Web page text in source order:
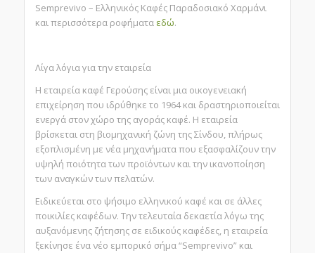
Semprevivo – Ελληνικός Καφές Παραδοσιακό Χαρμάνι
και περισσότερα ροφήματα εδώ.
Λίγα λόγια για την εταιρεία
Η εταιρεία καφέ Γερούσης είναι μια οικογενειακή
επιχείρηση που ιδρύθηκε το 1964 και δραστηριοποιείται
ενεργά στον χώρο της αγοράς καφέ. Η εταιρεία
βρίσκεται στη βιομηχανική ζώνη της Σίνδου, πλήρως
εξοπλισμένη με νέα μηχανήματα που εξασφαλίζουν την
υψηλή ποιότητα των προϊόντων και την ικανοποίηση
των αναγκών των πελατών.
Ειδικεύεται στο ψήσιμο ελληνικού καφέ και σε άλλες
ποικιλίες καφέδων. Την τελευταία δεκαετία λόγω της
αυξανόμενης ζήτησης σε ειδικούς καφέδες, η εταιρεία
ξεκίνησε ένα νέο εμπορικό σήμα “Semprevivo” και